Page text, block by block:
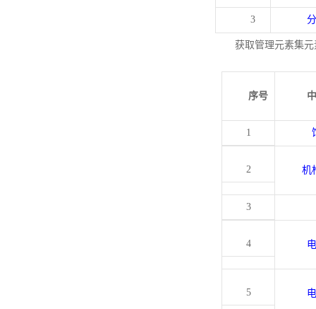
3
获取管理元素集
序号
1
2 机
3
4
5